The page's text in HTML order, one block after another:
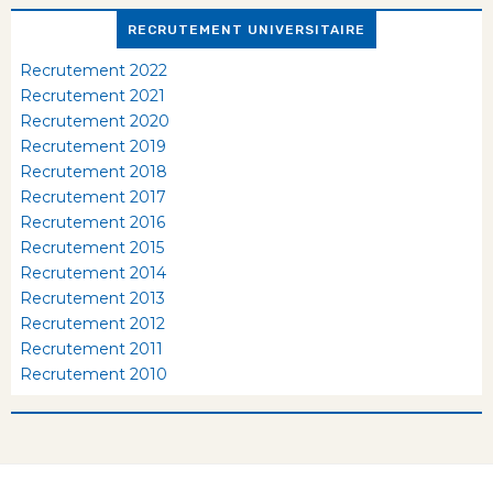
RECRUTEMENT UNIVERSITAIRE
Recrutement 2022
Recrutement 2021
Recrutement 2020
Recrutement 2019
Recrutement 2018
Recrutement 2017
Recrutement 2016
Recrutement 2015
Recrutement 2014
Recrutement 2013
Recrutement 2012
Recrutement 2011
Recrutement 2010